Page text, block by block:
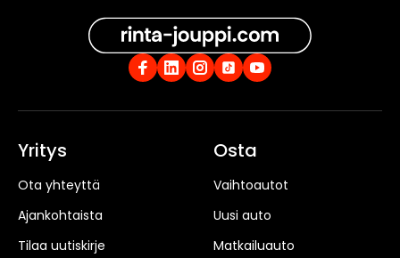
Yritys
Ota yhteyttä
Ajankohtaista
Tilaa uutiskirje
Osta
Vaihtoautot
Uusi auto
Matkailuauto